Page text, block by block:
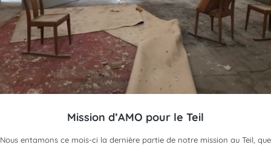
Mission d’AMO pour le Teil
Nous entamons ce mois-ci la dernière partie de notre mission au Teil, que